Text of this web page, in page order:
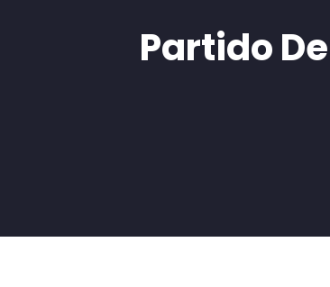
Partido